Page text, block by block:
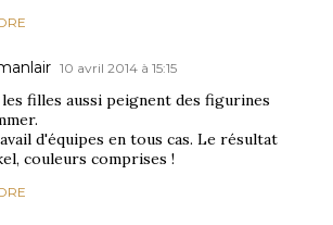
10 avril 2014 à 15:15
filles aussi peignent des figurines
d'équipes en tous cas. Le résultat
couleurs comprises !